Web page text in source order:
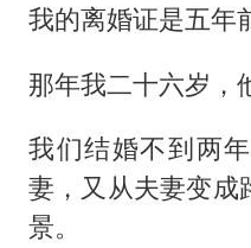
我的离婚证是五年
那年我二十六岁，
我们结婚不到两
妻，又从夫妻变成
景。